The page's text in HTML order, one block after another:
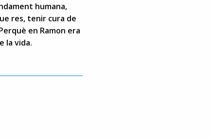
humana,
res, tenir cura de
en Ramon era
la vida.